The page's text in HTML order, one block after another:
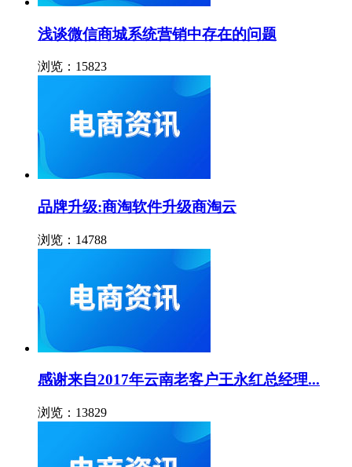
浅谈微信商城系统营销中存在的问题
浏览：15823
品牌升级:商淘软件升级商淘云
浏览：14788
感谢来自2017年云南老客户王永红总经理...
浏览：13829